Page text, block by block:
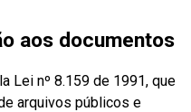
aos documentos
Lei nº 8.159 de 1991, que
arquivos públicos e